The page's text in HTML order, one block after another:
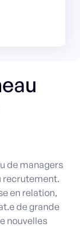
de managers
recrutement.
en relation,
de grande
nouvelles